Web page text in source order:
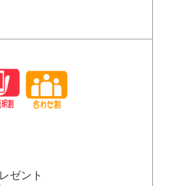
ゼント